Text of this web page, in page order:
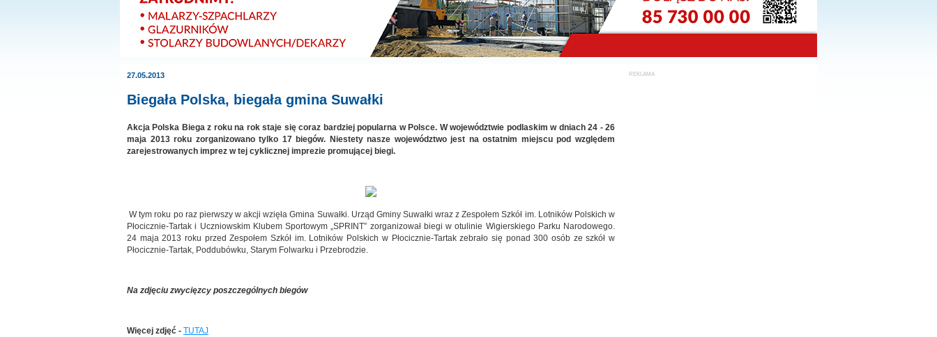
27.05.2013
Biegała Polska, biegała gmina Suwałki
Akcja Polska Biega z roku na rok staje się coraz bardziej popularna w Polsce. W województwie podlaskim w dniach 24 - 26
maja 2013 roku zorganizowano tylko 17 biegów. Niestety nasze województwo jest na ostatnim miejscu pod względem
zarejestrowanych imprez w tej cyklicznej imprezie promującej biegi.
W tym roku po raz pierwszy w akcji wzięła Gmina Suwałki. Urząd Gminy Suwałki wraz z Zespołem Szkół im. Lotników Polskich w
Płocicznie-Tartak i Uczniowskim Klubem Sportowym „SPRINT” zorganizował biegi w otulinie Wigierskiego Parku Narodowego.
24 maja 2013 roku przed Zespołem Szkół im. Lotników Polskich w Płocicznie-Tartak zebrało się ponad 300 osób ze szkół w
Płocicznie-Tartak, Poddubówku, Starym Folwarku i Przebrodzie.
Na zdjęciu zwycięzcy poszczególnych biegów
Więcej zdjęć - TUTAJ